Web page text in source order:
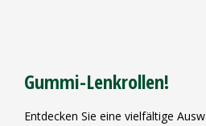
Gummi-Lenkrollen!
Entdecken Sie eine vielfältige